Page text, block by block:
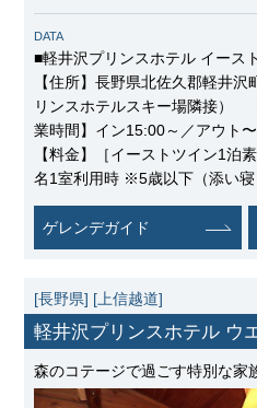
DATA
■軽井沢プリンスホテル イースト
【住所】長野県北佐久郡軽井
リンスホテルスキー場隣接）
業時間】イン15:00～／アウト
【料金】［イーストツイン1泊
名1室利用時 ※5歳以下（添い寝
ゲレンデガイド
[長野県] [上信越道]
軽井沢プリンスホテル ウ
森のコテージで過ごす特別な家